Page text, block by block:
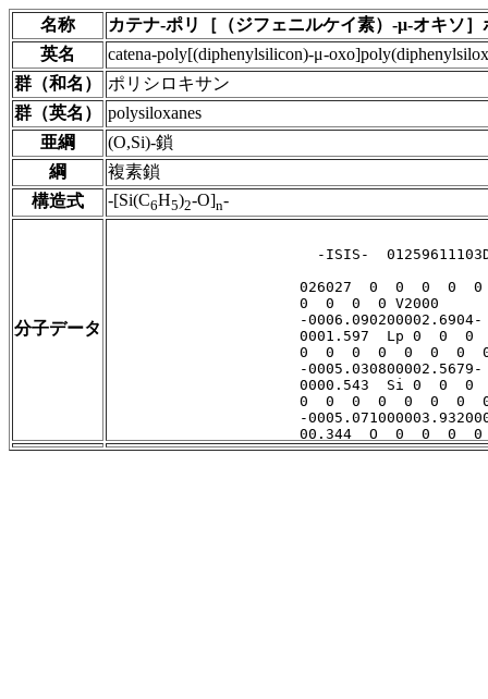
名称
カテナ-ポリ［（ジフェニルケイ素）-μ-オキソ
英名
catena-poly[(diphenylsilicon)-μ-
群（和名）
ポリシロキサン
群（英名）
polysiloxanes
亜綱
(O,Si)-鎖
綱
複素鎖
構造式
-[Si(C6H5)2-O]n-
分子データ